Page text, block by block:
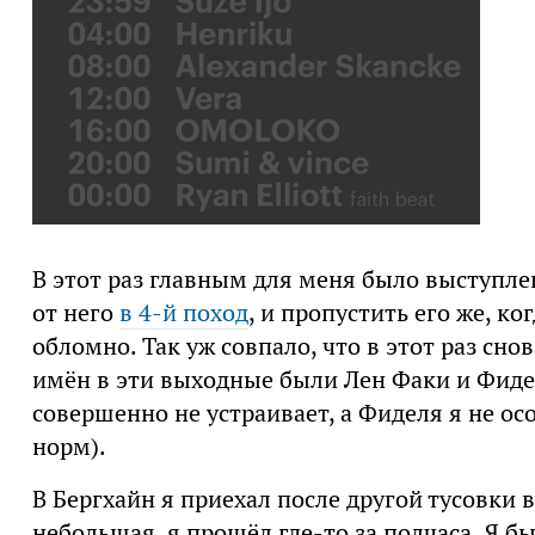
В этот раз главным для меня было
от негов 4-й поход, и пропустить его же,
обломно. Так уж совпало, что в этот раз
имён в эти выходные были Лен Факи и
совершенно не устраивает, а Фиделя я не
норм).
В Бергхайн я приехал после другой